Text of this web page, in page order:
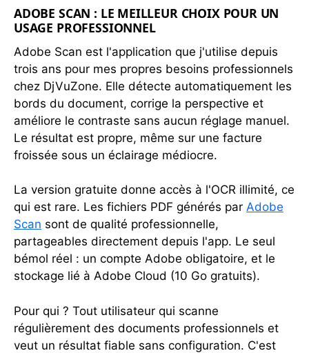
ADOBE SCAN : LE MEILLEUR CHOIX POUR UN
USAGE PROFESSIONNEL
Adobe Scan est l'application que j'utilise depuis
trois ans pour mes propres besoins professionnels
chez DjVuZone. Elle détecte automatiquement les
bords du document, corrige la perspective et
améliore le contraste sans aucun réglage manuel.
Le résultat est propre, même sur une facture
froissée sous un éclairage médiocre.
La version gratuite donne accès à l'OCR illimité, ce
qui est rare. Les fichiers PDF générés par Adobe
Scan sont de qualité professionnelle,
partageables directement depuis l'app. Le seul
bémol réel : un compte Adobe obligatoire, et le
stockage lié à Adobe Cloud (10 Go gratuits).
Pour qui ? Tout utilisateur qui scanne
régulièrement des documents professionnels et
veut un résultat fiable sans configuration. C'est